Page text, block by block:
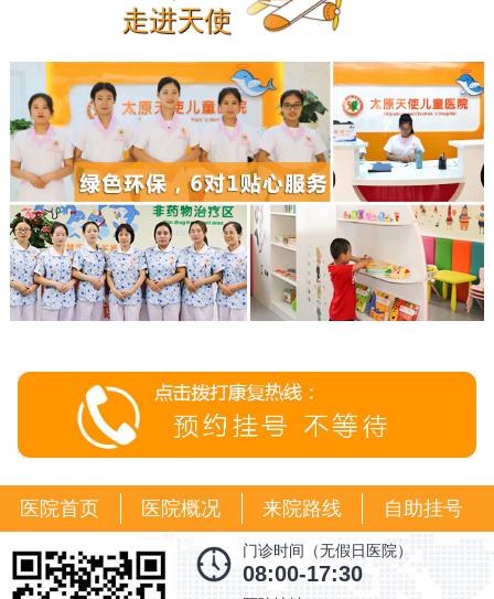
走进天使
医院首页 医院概况 来院路线 自助挂号
门诊时间（无假日医院）
08:00-17:30